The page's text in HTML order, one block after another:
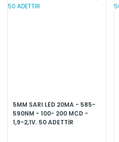
5MM SARI LED 20MA - 585-
590NM - 100- 200 MCD -
1,9-2,1V. 50 ADETTİR